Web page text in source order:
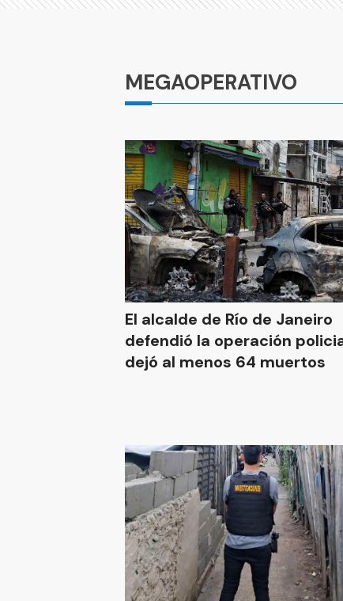
MEGAOPERATIVO
El alcalde de Río de Janeiro
defendió la operación
dejó al menos 64 muertos